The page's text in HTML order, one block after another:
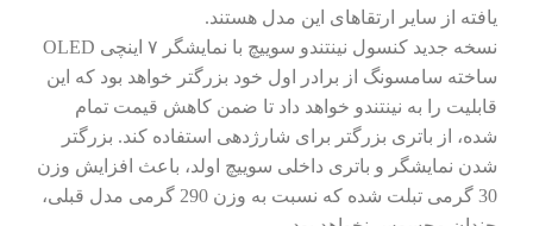
یافته از سایر ارتقاهای این مدل هستند.
نسخه جدید کنسول نینتندو سوییچ با نمایشگر ۷ اینچی OLED
ساخته سامسونگ از برادر اول خود بزرگتر خواهد بود که این
قابلیت را به نینتندو خواهد داد تا ضمن کاهش قیمت تمام
شده، از باتری بزرگتر برای شارژدهی استفاده کند. بزرگتر
شدن نمایشگر و باتری داخلی سوییچ اولد، باعث افزایش وزن
30 گرمی تبلت شده که نسبت به وزن 290 گرمی مدل قبلی،